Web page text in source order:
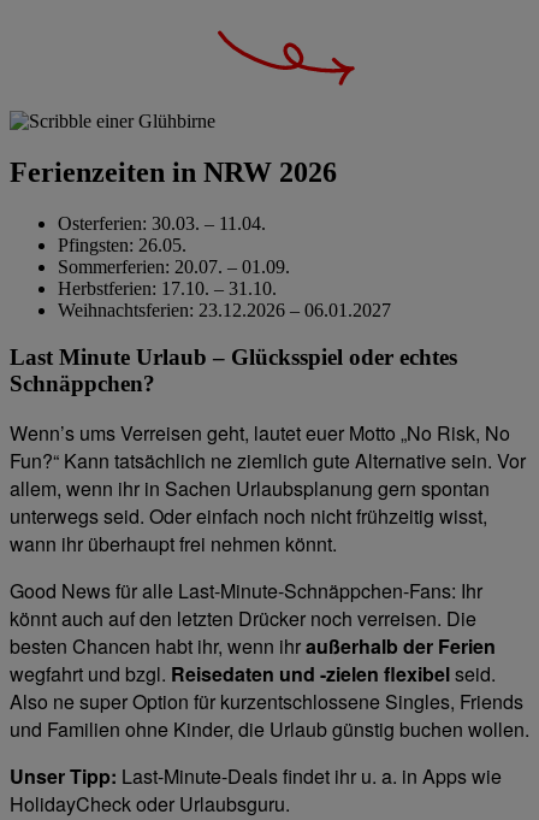
Ferienzeiten in NRW 2026
Osterferien: 30.03. – 11.04.
Pfingsten: 26.05.
Sommerferien: 20.07. – 01.09.
Herbstferien: 17.10. – 31.10.
Weihnachtsferien: 23.12.2026 – 06.01.2027
Last Minute Urlaub – Glücksspiel oder echtes
Schnäppchen?
Wenn’s ums Verreisen geht, lautet euer Motto „No Risk, No
Fun?“ Kann tatsächlich ne ziemlich gute Alternative sein. Vor
allem, wenn ihr in Sachen Urlaubsplanung gern spontan
unterwegs seid. Oder einfach noch nicht frühzeitig wisst,
wann ihr überhaupt frei nehmen könnt.
Good News für alle Last-Minute-Schnäppchen-Fans: Ihr
könnt auch auf den letzten Drücker noch verreisen. Die
besten Chancen habt ihr, wenn ihraußerhalb der Ferien
wegfahrt und bzgl. Reisedaten und -zielen flexibelseid.
Also ne super Option für kurzentschlossene Singles, Friends
und Familien ohne Kinder, die Urlaub günstig buchen wollen.
Unser Tipp: Last-Minute-Deals findet ihr u. a. in Apps wie
HolidayCheck oder Urlaubsguru.